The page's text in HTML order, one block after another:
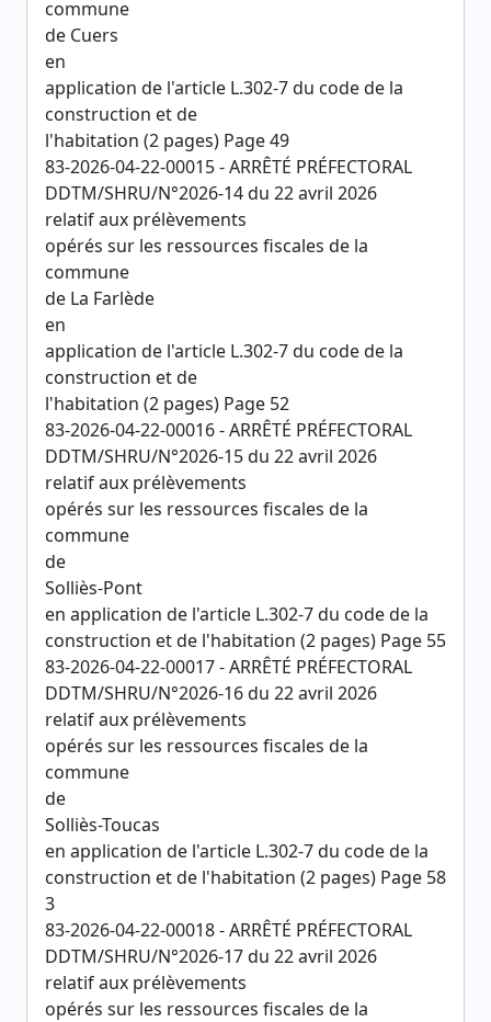
commune
de Cuers
en
application de l'article L.302-7 du code de la
construction et de
l'habitation (2 pages) Page 49
83-2026-04-22-00015 - ARRÊTÉ PRÉFECTORAL
DDTM/SHRU/N°2026-14 du 22 avril 2026
relatif aux prélèvements
opérés sur les ressources fiscales de la
commune
de La Farlède
en
application de l'article L.302-7 du code de la
construction et de
l'habitation (2 pages) Page 52
83-2026-04-22-00016 - ARRÊTÉ PRÉFECTORAL
DDTM/SHRU/N°2026-15 du 22 avril 2026
relatif aux prélèvements
opérés sur les ressources fiscales de la
commune
de
Solliès-Pont
en application de l'article L.302-7 du code de la
construction et de l'habitation (2 pages) Page 55
83-2026-04-22-00017 - ARRÊTÉ PRÉFECTORAL
DDTM/SHRU/N°2026-16 du 22 avril 2026
relatif aux prélèvements
opérés sur les ressources fiscales de la
commune
de
Solliès-Toucas
en application de l'article L.302-7 du code de la
construction et de l'habitation (2 pages) Page 58
3
83-2026-04-22-00018 - ARRÊTÉ PRÉFECTORAL
DDTM/SHRU/N°2026-17 du 22 avril 2026
relatif aux prélèvements
opérés sur les ressources fiscales de la